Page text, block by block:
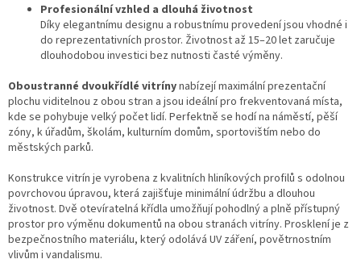
Profesionální vzhled a dlouhá životnost
Díky elegantnímu designu a robustnímu provedení jsou vhodné i
do reprezentativních prostor. Životnost až 15–20 let zaručuje
dlouhodobou investici bez nutnosti časté výměny.
Oboustranné dvoukřídlé vitrínynabízejí maximální prezentační
plochu viditelnou z obou stran a jsou ideální pro frekventovaná místa,
kde se pohybuje velký počet lidí. Perfektně se hodí na náměstí, pěší
zóny, k úřadům, školám, kulturním domům, sportovištím nebo do
městských parků.
Konstrukce vitrín je vyrobena z kvalitních hliníkových profilů s odolnou
povrchovou úpravou, která zajišťuje minimální údržbu a dlouhou
životnost. Dvě otevíratelná křídla umožňují pohodlný a plně přístupný
prostor pro výměnu dokumentů na obou stranách vitríny. Prosklení je z
bezpečnostního materiálu, který odolává UV záření, povětrnostním
vlivům i vandalismu.